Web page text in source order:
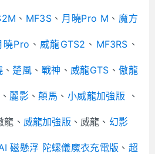
、 MF3S、 月曉Pro M 、 魔方
曉Pro 、 威龍GTS2 、 MF3RS 、
、 楚風 、 戰神 、 威龍GTS 、傲龍
、 麗影 、顛馬 、 小威龍加強版 、
龍、 威龍加強版 、威龍、 幻影
磁懸浮 陀螺儀魔衣充電版 、 超